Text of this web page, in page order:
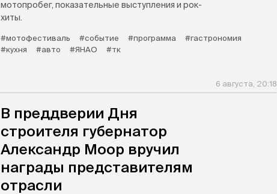
мотопробег, показательные выступления и рок-
хиты.
#мотофестиваль #событие #программа
#гастрономия
#кухня
#авто #ЯНАО #тк
6 августа, 20:18
В преддверии Дня
строителя губернатор
Александр Моор вручил
награды представителям
отрасли